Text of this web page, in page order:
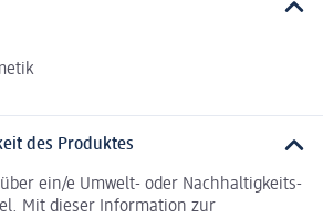
des Produktes
ein/e Umwelt- oder Nachhaltigkeits-
Mit dieser Information zur